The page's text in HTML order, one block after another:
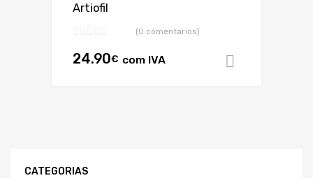
Artiofil
(0 comentários)
24.90€ com IVA
CATEGORIAS